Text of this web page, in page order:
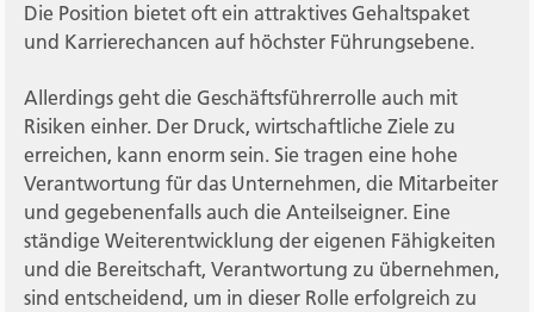
Die Position bietet oft ein attraktives Gehaltspaket
und Karrierechancen auf höchster Führungsebene.
Allerdings geht die Geschäftsführerrolle auch mit
Risiken einher. Der Druck, wirtschaftliche Ziele zu
erreichen, kann enorm sein. Sie tragen eine hohe
Verantwortung für das Unternehmen, die Mitarbeiter
und gegebenenfalls auch die Anteilseigner. Eine
ständige Weiterentwicklung der eigenen Fähigkeiten
und die Bereitschaft, Verantwortung zu übernehmen,
sind entscheidend, um in dieser Rolle erfolgreich zu